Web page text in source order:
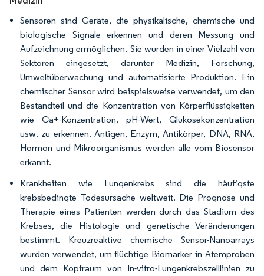
Sensoren sind Geräte, die physikalische, chemische und
biologische Signale erkennen und deren Messung und
Aufzeichnung ermöglichen. Sie wurden in einer Vielzahl von
Sektoren eingesetzt, darunter Medizin, Forschung,
Umweltüberwachung und automatisierte Produktion. Ein
chemischer Sensor wird beispielsweise verwendet, um den
Bestandteil und die Konzentration von Körperflüssigkeiten
wie Ca+-Konzentration, pH-Wert, Glukosekonzentration
usw. zu erkennen. Antigen, Enzym, Antikörper, DNA, RNA,
Hormon und Mikroorganismus werden alle vom Biosensor
erkannt.
Krankheiten wie Lungenkrebs sind die häufigste
krebsbedingte Todesursache weltweit. Die Prognose und
Therapie eines Patienten werden durch das Stadium des
Krebses, die Histologie und genetische Veränderungen
bestimmt. Kreuzreaktive chemische Sensor-Nanoarrays
wurden verwendet, um flüchtige Biomarker in Atemproben
und dem Kopfraum von In-vitro-Lungenkrebszelllinien zu